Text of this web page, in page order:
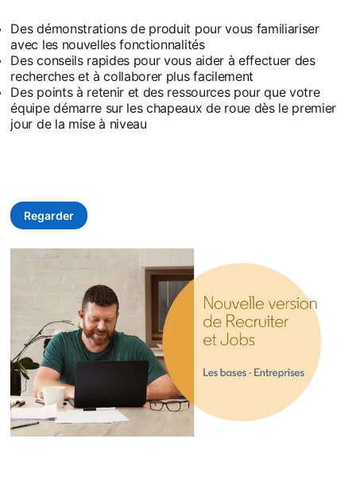
Des démonstrations de produit pour vous familiariser
avec les nouvelles fonctionnalités
Des conseils rapides pour vous aider à effectuer des
recherches et à collaborer plus facilement
Des points à retenir et des ressources pour que votre
équipe démarre sur les chapeaux de roue dès le premier
jour de la mise à niveau
Regarder